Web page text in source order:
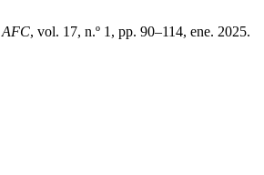
AFC, vol. 17, n.º 1, pp. 90–114, ene. 2025.